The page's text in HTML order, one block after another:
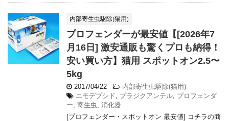
内部寄生虫駆除(猫用)
プロフェンダーが最安値【[2026年7
月16日] 激安通販も驚くプロも納得！
安い買い方】猫用 スポットオン2.5〜
5kg
2017/04/22 -内部寄生虫駆除(猫用)
エモデプシド, プラジクアンテル, プロフェンダ
ー, 寄生虫, 消化器
[プロフェンダー・スポットオン 最安値] コチラの商